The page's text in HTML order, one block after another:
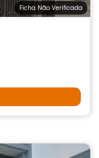
Ficha Não Verificada